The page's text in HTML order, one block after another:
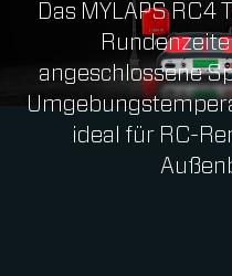
Das MYLAPS
angeschlossene
ideal für RC-